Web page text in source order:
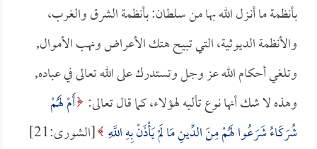
بأنظمة ما أنـزل الله بها من سلطان: بأنظمة الشرق والغرب،
والأنظمة الديوثية، التي تبيح هتك الأعراض ونهب الأموال,
وتلغي أحكام الله عز وجل وتستدرك على الله تعالى في عباده,
وهذه لا شك أنها نوع تأليه لهؤلاء، كما قال تعالى: أَمْ لَهُمْ
شُرَكَاءُ شَرَعُوا لَهُمْ مِنَ الدِّينِ مَا لَمْ يَأْذَنْ بِهِ اللَّهِ
[الشورى:21]